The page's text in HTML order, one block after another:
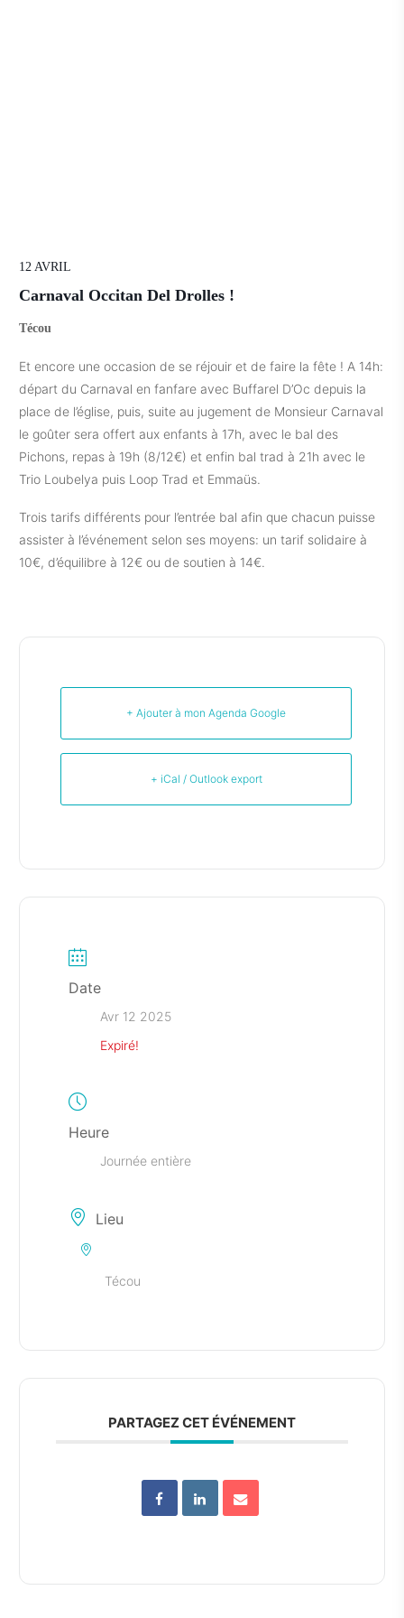
12 AVRIL
Carnaval Occitan Del Drolles !
Técou
Et encore une occasion de se réjouir et de faire la fête ! A 14h:
départ du Carnaval en fanfare avec Buffarel D’Oc depuis la
place de l’église, puis, suite au jugement de Monsieur Carnaval
le goûter sera offert aux enfants à 17h, avec le bal des
Pichons, repas à 19h (8/12€) et enfin bal trad à 21h avec le
Trio Loubelya puis Loop Trad et Emmaüs.
Trois tarifs différents pour l’entrée bal afin que chacun puisse
assister à l’événement selon ses moyens: un tarif solidaire à
10€, d’équilibre à 12€ ou de soutien à 14€.
+ Ajouter à mon Agenda Google
+ iCal / Outlook export
Date
Avr 12 2025
Expiré!
Heure
Journée entière
Lieu
Técou
PARTAGEZ CET ÉVÉNEMENT